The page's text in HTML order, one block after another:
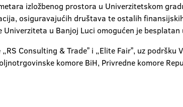
izložbenog prostora u Univerzitetskom
osiguravajućih društava te ostalih
u Banjoj Luci omogućen je
Consulting & Tradeˮ i „Elite Fairˮ, uz
komore BiH, Privredne komore